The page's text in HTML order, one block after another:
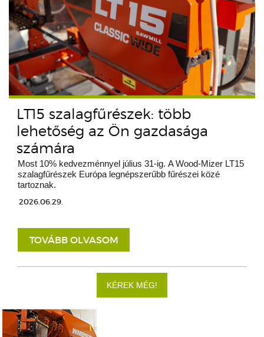
LT15 szalagfűrészek: több
lehetőség az Ön gazdasága
számára
Most 10% kedvezménnyel július 31-ig. A Wood-Mizer LT15
szalagfűrészek Európa legnépszerűbb fűrészei közé
tartoznak.
2026.06.29.
TOVÁBB OLVASOM
KÉREK MÉG!